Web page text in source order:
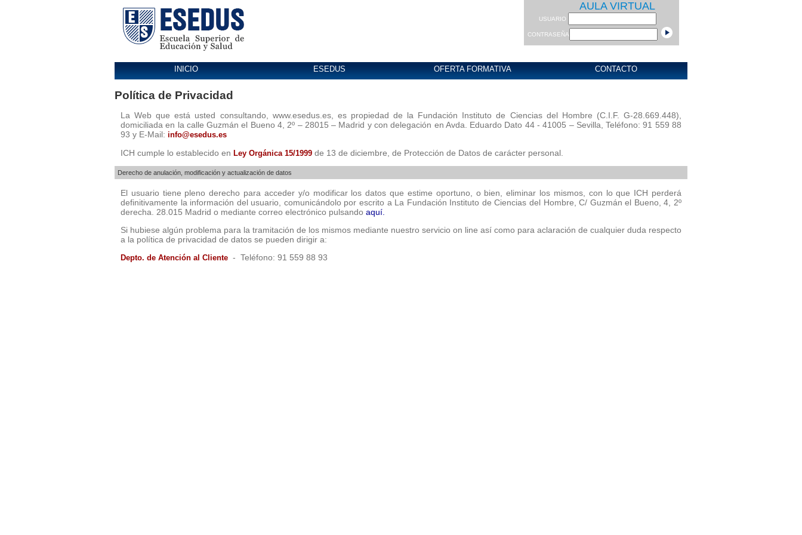
AULA VIRTUAL
USUARIO
CONTRASEÑA
INICIO ESEDUS OFERTA FORMATIVA CONTACTO
Política de Privacidad
La Web que está usted consultando, www.esedus.es, es propiedad de la Fundación Instituto de Ciencias del Hombre (C.I.F. G-28.669.448),
domiciliada en la calle Guzmán el Bueno 4, 2º – 28015 – Madrid y con delegación en Avda. Eduardo Dato 44 - 41005 – Sevilla, Teléfono: 91 559 88
93 y E-Mail: info@esedus.es
ICH cumple lo establecido en Ley Orgánica 15/1999 de 13 de diciembre, de Protección de Datos de carácter personal.
Derecho de anulación, modificación y actualización de datos
El usuario tiene pleno derecho para acceder y/o modificar los datos que estime oportuno, o bien, eliminar los mismos, con lo que ICH perderá
definitivamente la información del usuario, comunicándolo por escrito a La Fundación Instituto de Ciencias del Hombre, C/ Guzmán el Bueno, 4, 2º
derecha. 28.015 Madrid o mediante correo electrónico pulsando aquí.
Si hubiese algún problema para la tramitación de los mismos mediante nuestro servicio on line así como para aclaración de cualquier duda respecto
a la política de privacidad de datos se pueden dirigir a:
Depto. de Atención al Cliente - Teléfono: 91 559 88 93